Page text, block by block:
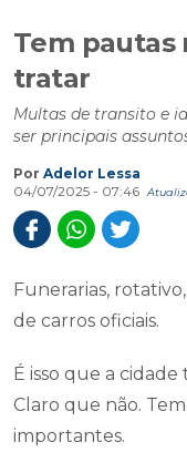
Tem pautas
tratar
Multas de transito e
ser principais
Por Adelor Lessa
04/07/2025 - 07:46
Funerarias,
de carros oficiais.
É isso que a
Claro que não.
importantes.